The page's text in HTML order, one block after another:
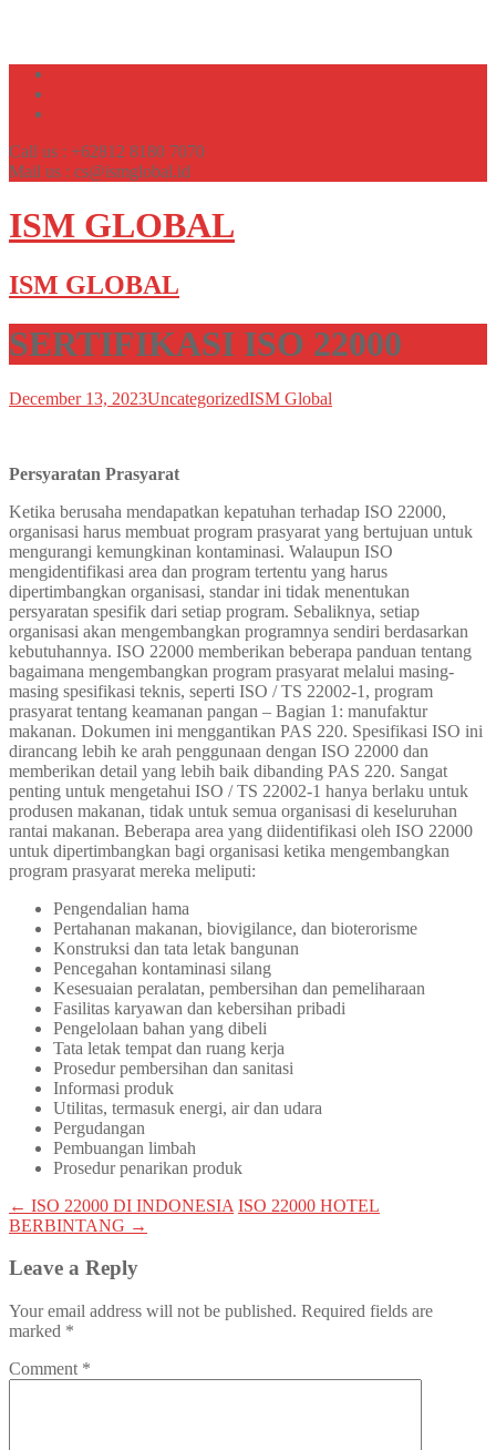
Call us : +62812 8180 7070
Mail us : cs@ismglobal.id
ISM GLOBAL
ISM GLOBAL
SERTIFIKASI ISO 22000
December 13, 2023UncategorizedISM Global
Persyaratan Prasyarat
Ketika berusaha mendapatkan kepatuhan terhadap ISO 22000,
organisasi harus membuat program prasyarat yang bertujuan untuk
mengurangi kemungkinan kontaminasi. Walaupun ISO
mengidentifikasi area dan program tertentu yang harus
dipertimbangkan organisasi, standar ini tidak menentukan
persyaratan spesifik dari setiap program. Sebaliknya, setiap
organisasi akan mengembangkan programnya sendiri berdasarkan
kebutuhannya. ISO 22000 memberikan beberapa panduan tentang
bagaimana mengembangkan program prasyarat melalui masing-
masing spesifikasi teknis, seperti ISO / TS 22002-1, program
prasyarat tentang keamanan pangan – Bagian 1: manufaktur
makanan. Dokumen ini menggantikan PAS 220. Spesifikasi ISO ini
dirancang lebih ke arah penggunaan dengan ISO 22000 dan
memberikan detail yang lebih baik dibanding PAS 220. Sangat
penting untuk mengetahui ISO / TS 22002-1 hanya berlaku untuk
produsen makanan, tidak untuk semua organisasi di keseluruhan
rantai makanan. Beberapa area yang diidentifikasi oleh ISO 22000
untuk dipertimbangkan bagi organisasi ketika mengembangkan
program prasyarat mereka meliputi:
Pengendalian hama
Pertahanan makanan, biovigilance, dan bioterorisme
Konstruksi dan tata letak bangunan
Pencegahan kontaminasi silang
Kesesuaian peralatan, pembersihan dan pemeliharaan
Fasilitas karyawan dan kebersihan pribadi
Pengelolaan bahan yang dibeli
Tata letak tempat dan ruang kerja
Prosedur pembersihan dan sanitasi
Informasi produk
Utilitas, termasuk energi, air dan udara
Pergudangan
Pembuangan limbah
Prosedur penarikan produk
Post
navigation
← ISO 22000 DI INDONESIA ISO 22000 HOTEL
BERBINTANG →
Leave a Reply
Your email address will not be published. Required fields are
marked *
Comment *